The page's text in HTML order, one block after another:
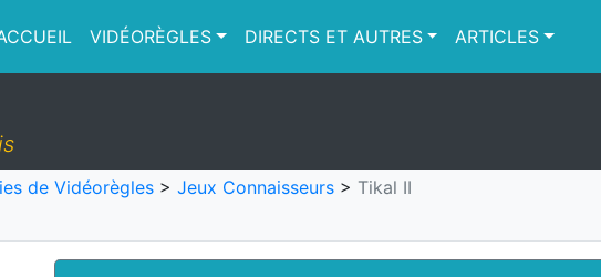
VIDÉORÈGLES DIRECTS ET AUTRES ARTICLES
de Vidéorègles > Jeux Connaisseurs > Tikal II